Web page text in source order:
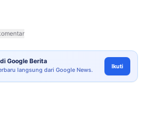
Google Berita
langsung dari Google News. Ikuti